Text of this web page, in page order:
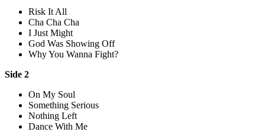
Risk It All
Cha Cha Cha
I Just Might
God Was Showing Off
Why You Wanna Fight?
Side 2
On My Soul
Something Serious
Nothing Left
Dance With Me